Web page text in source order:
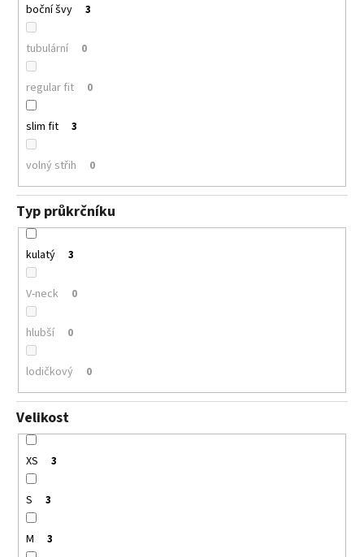
boční švy 3
tubulární 0
regular fit 0
slim fit 3
volný střih 0
Typ průkrčníku
kulatý 3
V-neck 0
hlubší 0
lodičkový 0
Velikost
XS 3
S 3
M 3